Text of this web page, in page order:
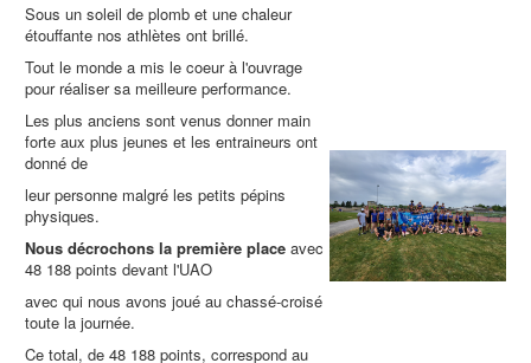
Sous un soleil de plomb et une chaleur
étouffante nos athlètes ont brillé.
Tout le monde a mis le coeur à l'ouvrage
pour réaliser sa meilleure performance.
Les plus anciens sont venus donner main
forte aux plus jeunes et les entraineurs ont
donné de
leur personne malgré les petits pépins
physiques.
Nous décrochons la première place avec
48 188 points devant l'UAO
avec qui nous avons joué au chassé-croisé
toute la journée.
Ce total, de 48 188 points, correspond au